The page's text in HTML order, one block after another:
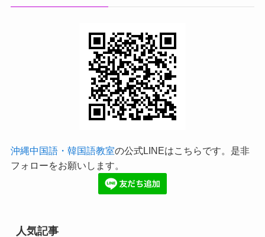
沖縄中国語・韓国語教室の公式LINEはこちらです。是非
フォローをお願いします。
人気記事